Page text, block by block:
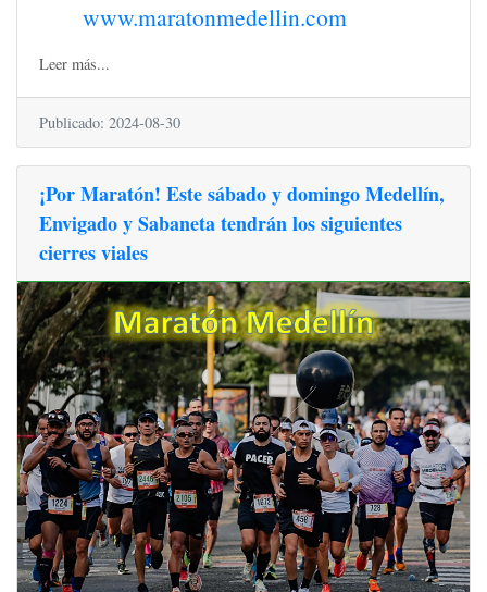
www.maratonmedellin.com
Leer más...
Publicado: 2024-08-30
¡Por Maratón! Este sábado y domingo Medellín,
Envigado y Sabaneta tendrán los siguientes
cierres viales